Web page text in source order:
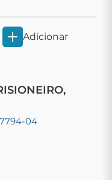
04
Adicionar